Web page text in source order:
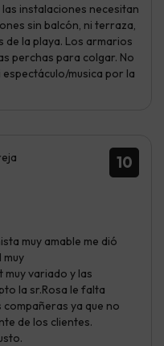
instalaciones necesitan
sin balcón, ni terraza,
de la playa. Los armarios
perchas para colgar. No
musica por la
10
muy amable me dió
muy
variado y las
la sr.Rosa le falta
ya que no
de los clientes.